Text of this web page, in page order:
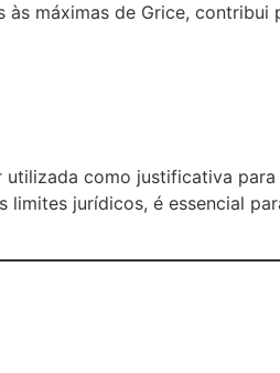
máximas de Grice, contribui
como justificativa
jurídicos, é essencial